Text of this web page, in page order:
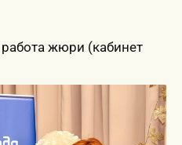
жюри (кабинет